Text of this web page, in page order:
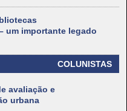
um importante legado
COLUNISTAS
avaliação e
urbana